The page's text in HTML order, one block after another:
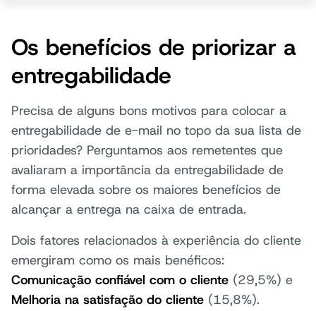
Os benefícios de priorizar a
entregabilidade
Precisa de alguns bons motivos para colocar a
entregabilidade de e-mail no topo da sua lista de
prioridades? Perguntamos aos remetentes que
avaliaram a importância da entregabilidade de
forma elevada sobre os maiores benefícios de
alcançar a entrega na caixa de entrada.
Dois fatores relacionados à experiência do cliente
emergiram como os mais benéficos:
Comunicação confiável com o cliente (29,5%) e
Melhoria na satisfação do cliente (15,8%).